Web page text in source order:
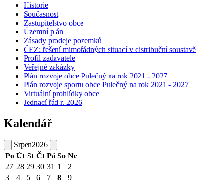
Historie
Současnost
Zastupitelstvo obce
Územní plán
Zásady prodeje pozemků
ČEZ: řešení mimořádných situací v distribuční soustavě
Profil zadavatele
Veřejné zakázky
Plán rozvoje obce Pulečný na rok 2021 - 2027
Plán rozvoje sportu obce Pulečný na rok 2021 - 2027
Virtuální prohlídky obce
Jednací řád r. 2026
Kalendář
Srpen2026
Po Út St Čt Pá So Ne
27 28 29 30 31 1
2
3
4 5 6 7 8
9